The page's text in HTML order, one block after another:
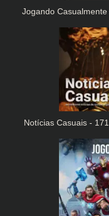
Jogando
Notícias Casuais -